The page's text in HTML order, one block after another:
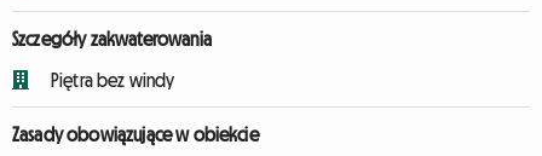
Szczegóły zakwaterowania
Piętra bez windy
Zasady obowiązujące w obiekcie